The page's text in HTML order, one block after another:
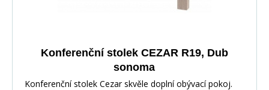
Konferenční stolek CEZAR R19, Dub
sonoma
Konferenční stolek Cezar skvěle doplní obývací pokoj.